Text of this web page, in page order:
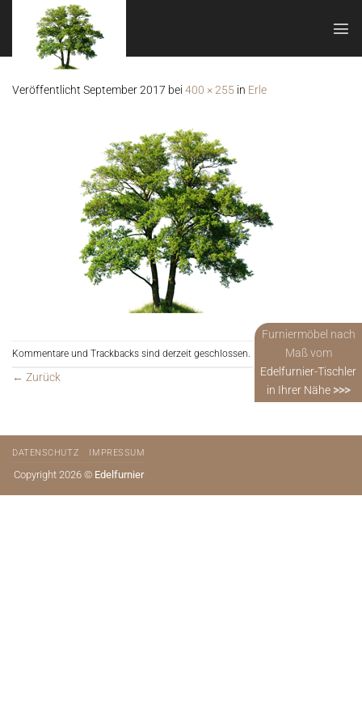
springen
Veröffentlicht September 2017 bei 400 × 255 in Erle
Kommentare und Trackbacks sind derzeit geschlossen.
← Zurück
DATENSCHUTZ IMPRESSUM
Copyright 2026 © Edelfurnier
Furniermöbel nach
Maß vom
Edelfurnier-Tischler
in Ihrer Nähe >>>